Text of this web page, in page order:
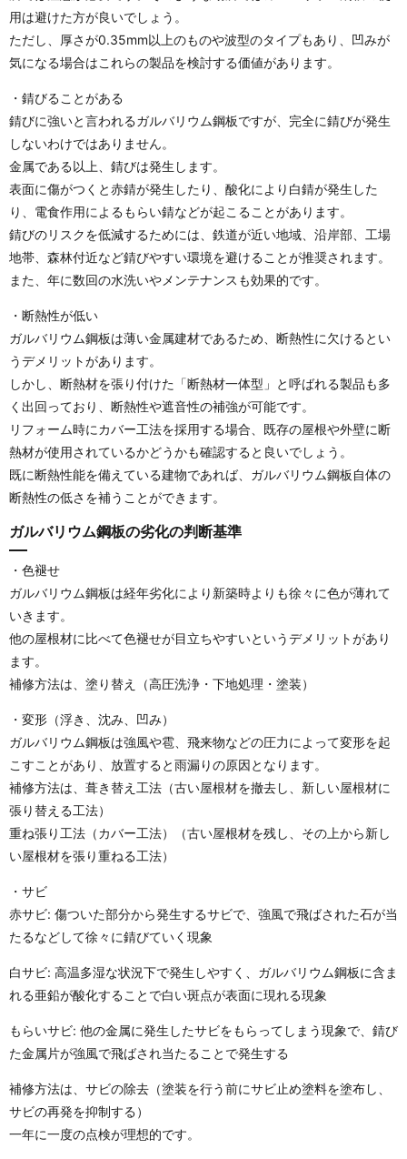
用は避けた方が良いでしょう。
ただし、厚さが0.35mm以上のものや波型のタイプもあり、凹みが
気になる場合はこれらの製品を検討する価値があります。
・錆びることがある
錆びに強いと言われるガルバリウム鋼板ですが、完全に錆びが発生
しないわけではありません。
金属である以上、錆びは発生します。
表面に傷がつくと赤錆が発生したり、酸化により白錆が発生した
り、電食作用によるもらい錆などが起こることがあります。
錆びのリスクを低減するためには、鉄道が近い地域、沿岸部、工場
地帯、森林付近など錆びやすい環境を避けることが推奨されます。
また、年に数回の水洗いやメンテナンスも効果的です。
・断熱性が低い
ガルバリウム鋼板は薄い金属建材であるため、断熱性に欠けるとい
うデメリットがあります。
しかし、断熱材を張り付けた「断熱材一体型」と呼ばれる製品も多
く出回っており、断熱性や遮音性の補強が可能です。
リフォーム時にカバー工法を採用する場合、既存の屋根や外壁に断
熱材が使用されているかどうかも確認すると良いでしょう。
既に断熱性能を備えている建物であれば、ガルバリウム鋼板自体の
断熱性の低さを補うことができます。
ガルバリウム鋼板の劣化の判断基準
・色褪せ
ガルバリウム鋼板は経年劣化により新築時よりも徐々に色が薄れて
いきます。
他の屋根材に比べて色褪せが目立ちやすいというデメリットがあり
ます。
補修方法は、塗り替え（高圧洗浄・下地処理・塗装）
・変形（浮き、沈み、凹み）
ガルバリウム鋼板は強風や雹、飛来物などの圧力によって変形を起
こすことがあり、放置すると雨漏りの原因となります。
補修方法は、葺き替え工法（古い屋根材を撤去し、新しい屋根材に
張り替える工法）
重ね張り工法（カバー工法）（古い屋根材を残し、その上から新し
い屋根材を張り重ねる工法）
・サビ
赤サビ: 傷ついた部分から発生するサビで、強風で飛ばされた石が当
たるなどして徐々に錆びていく現象
白サビ: 高温多湿な状況下で発生しやすく、ガルバリウム鋼板に含ま
れる亜鉛が酸化することで白い斑点が表面に現れる現象
もらいサビ: 他の金属に発生したサビをもらってしまう現象で、錆び
た金属片が強風で飛ばされ当たることで発生する
補修方法は、サビの除去（塗装を行う前にサビ止め塗料を塗布し、
サビの再発を抑制する）
一年に一度の点検が理想的です。